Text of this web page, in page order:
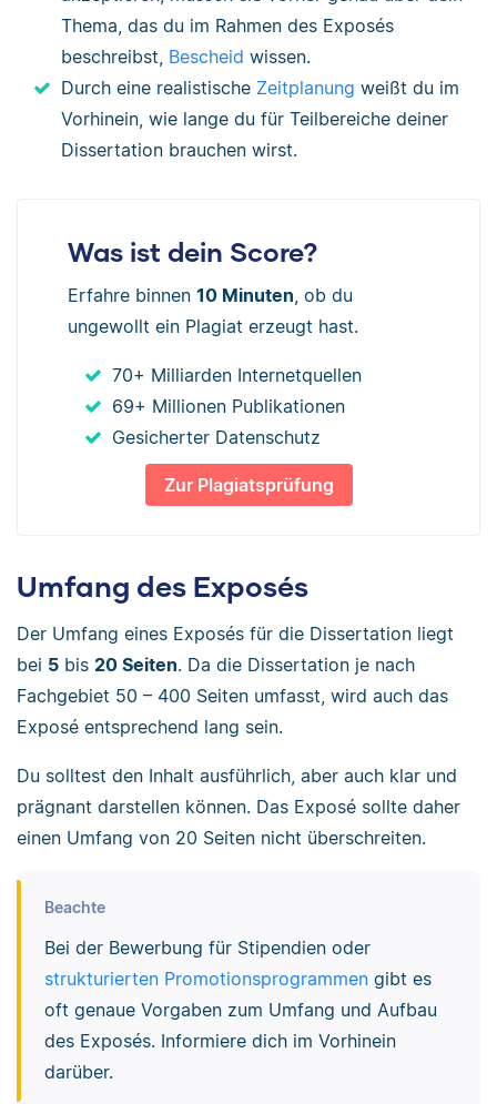
Thema, das du im Rahmen des Exposés
beschreibst, Bescheid wissen.
Durch eine realistische Zeitplanung weißt du im
Vorhinein, wie lange du für Teilbereiche deiner
Dissertation brauchen wirst.
Was ist dein Score?
Erfahre binnen 10 Minuten, ob du
ungewollt ein Plagiat erzeugt hast.
70+ Milliarden Internetquellen
69+ Millionen Publikationen
Gesicherter Datenschutz
Zur Plagiatsprüfung
Umfang des Exposés
Der Umfang eines Exposés für die Dissertation liegt
bei 5 bis 20 Seiten. Da die Dissertation je nach
Fachgebiet 50 – 400 Seiten umfasst, wird auch das
Exposé entsprechend lang sein.
Du solltest den Inhalt ausführlich, aber auch klar und
prägnant darstellen können. Das Exposé sollte daher
einen Umfang von 20 Seiten nicht überschreiten.
Beachte
Bei der Bewerbung für Stipendien oder
strukturierten Promotionsprogrammengibt es
oft genaue Vorgaben zum Umfang und Aufbau
des Exposés. Informiere dich im Vorhinein
darüber.